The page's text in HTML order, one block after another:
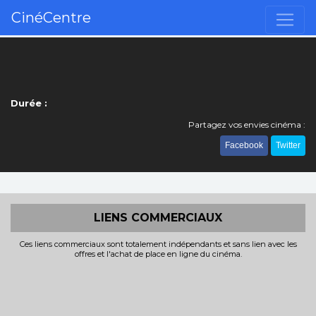
CinéCentre
Durée :
Partagez vos envies cinéma :
Facebook Twitter
LIENS COMMERCIAUX
Ces liens commerciaux sont totalement indépendants et sans lien avec les
offres et l'achat de place en ligne du cinéma.